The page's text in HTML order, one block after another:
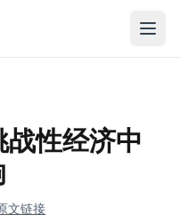
性经济中
文链接